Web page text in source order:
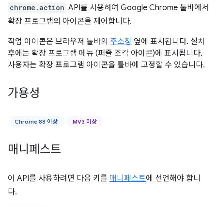
chrome.action API를 사용하여 Google Chrome 툴바에서
확장 프로그램의 아이콘을 제어합니다.
작업 아이콘은 브라우저 툴바의 주소창 옆에 표시됩니다. 설치
후에는 확장 프로그램 메뉴 (퍼즐 조각 아이콘)에 표시됩니다.
사용자는 확장 프로그램 아이콘을 툴바에 고정할 수 있습니다.
가용성
Chrome 88 이상 MV3 이상
매니페스트
이 API를 사용하려면 다음 키를 매니페스트에 선언해야 합니
다.